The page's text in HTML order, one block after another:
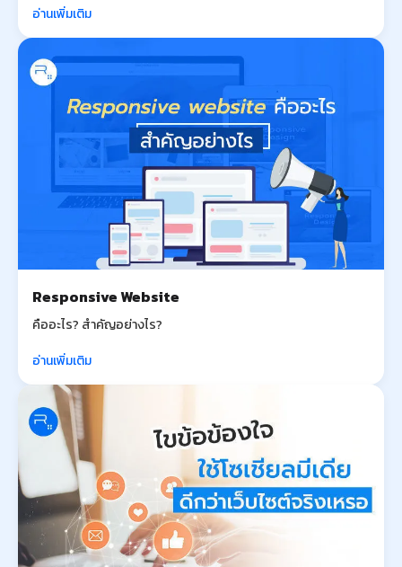
อ่านเพิ่มเติม
Responsive Website
คืออะไร? สำคัญอย่างไร?
อ่านเพิ่มเติม